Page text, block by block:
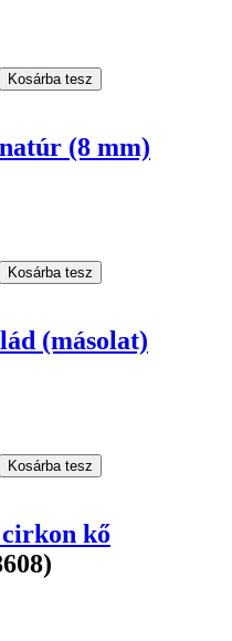
(8 mm)
(másolat)
kő